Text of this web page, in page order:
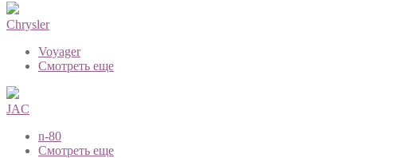
Chrysler
Voyager
Смотреть еще
JAC
n-80
Смотреть еще